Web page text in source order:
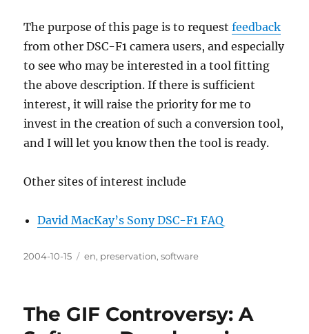
The purpose of this page is to requestfeedback
from other DSC-F1 camera users, and especially
to see who may be interested in a tool fitting
the above description. If there is sufficient
interest, it will raise the priority for me to
invest in the creation of such a conversion tool,
and I will let you know then the tool is ready.
Other sites of interest include
David MacKay’s Sony DSC-F1 FAQ
Posted
2004-10-15 Categories
en, preservation,software
The GIF Controversy: A